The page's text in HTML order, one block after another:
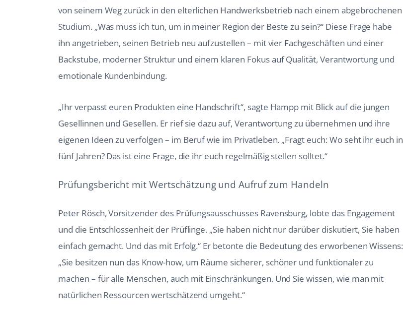
von seinem Weg zurück in den elterlichen Handwerksbetrieb nach einem abgebrochenen
Studium. „Was muss ich tun, um in meiner Region der Beste zu sein?“ Diese Frage habe
ihn angetrieben, seinen Betrieb neu aufzustellen – mit vier Fachgeschäften und einer
Backstube, moderner Struktur und einem klaren Fokus auf Qualität, Verantwortung und
emotionale Kundenbindung.
„Ihr verpasst euren Produkten eine Handschrift“, sagte Hampp mit Blick auf die jungen
Gesellinnen und Gesellen. Er rief sie dazu auf, Verantwortung zu übernehmen und ihre
eigenen Ideen zu verfolgen – im Beruf wie im Privatleben. „Fragt euch: Wo seht ihr euch in
fünf Jahren? Das ist eine Frage, die ihr euch regelmäßig stellen solltet.“
Prüfungsbericht mit Wertschätzung und Aufruf zum Handeln
Peter Rösch, Vorsitzender des Prüfungsausschusses Ravensburg, lobte das Engagement
und die Entschlossenheit der Prüflinge. „Sie haben nicht nur darüber diskutiert, Sie haben
einfach gemacht. Und das mit Erfolg.“ Er betonte die Bedeutung des erworbenen Wissens:
„Sie besitzen nun das Know-how, um Räume sicherer, schöner und funktionaler zu
machen – für alle Menschen, auch mit Einschränkungen. Und Sie wissen, wie man mit
natürlichen Ressourcen wertschätzend umgeht.“